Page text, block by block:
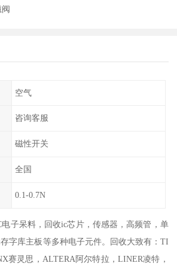
空气
咨询客服
磁性开关
全国
0.1-0.7N
子呆料，回收ic芯片，传感器，高频管，单
字库主板等多种电子元件。回收大致有：TI
赛灵思，ALTERA阿尔特拉，LINER凌特，